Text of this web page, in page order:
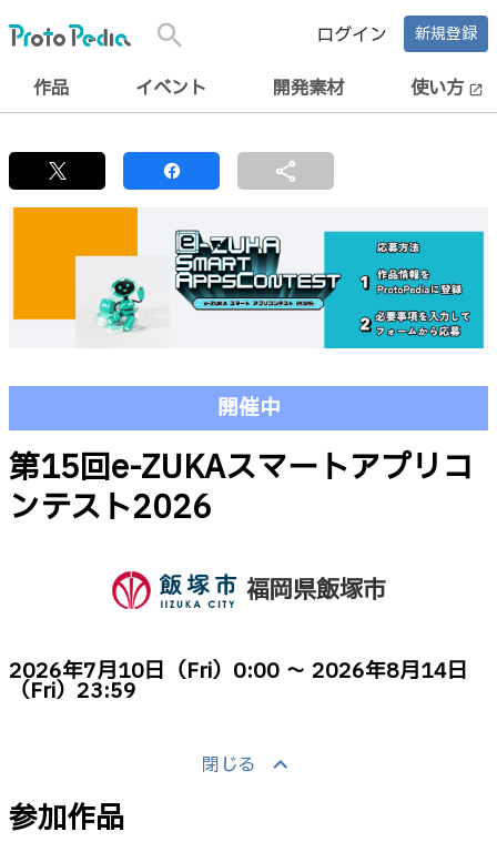
search ログイン 新規登録
作品 イベント 開発素材 使い方 open_in_new
share
開催中
第15回e-ZUKAスマートアプリコ
ンテスト2026
福岡県飯塚市
2026年7月10日（Fri）0:00 ～ 2026年8月14日
（Fri）23:59
閉じる keyboard_arrow_up
参加作品